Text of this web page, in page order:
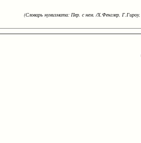
(Словарь нумизмата: Пер. с нем. /Х.Фенглер,